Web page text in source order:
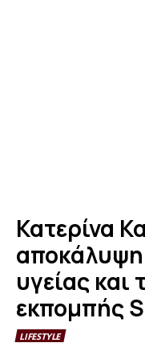
Κατερίνα
αποκάλυψη
υγείας και
εκπομπής
LIFESTYLE